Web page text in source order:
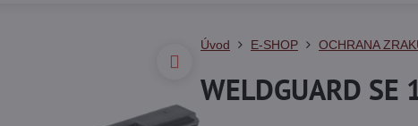
Úvod E-SHOP OCHRANA
WELDGUARD